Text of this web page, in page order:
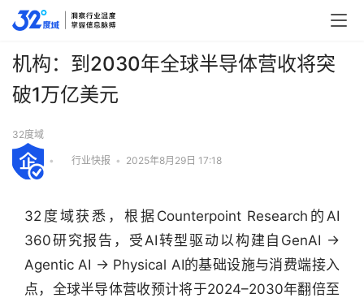
机构：到2030年全球半导体营收将突
破1万亿美元
32度域
• 行业快报 • 2025年8月29日 17:18
32度域获悉，根据Counterpoint Research的AI
360研究报告，受AI转型驱动以构建自GenAI →
Agentic AI → Physical AI的基础设施与消费端接入
点，全球半导体营收预计将于2024–2030年翻倍至